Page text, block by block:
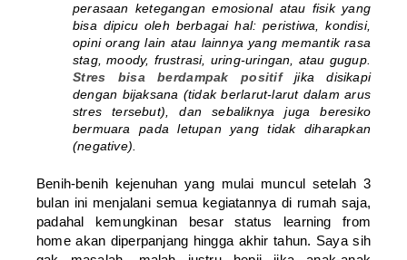
perasaan ketegangan emosional atau fisik yang
bisa dipicu oleh berbagai hal: peristiwa, kondisi,
opini orang lain atau lainnya yang memantik rasa
stag, moody, frustrasi, uring-uringan, atau gugup.
Stres bisa berdampak positifjika disikapi
dengan bijaksana (tidak berlarut-larut dalam arus
stres tersebut), dan sebaliknya juga beresiko
bermuara pada letupan yang tidak diharapkan
(negative).
Benih-benih kejenuhan yang mulai muncul setelah 3
bulan ini menjalani semua kegiatannya di rumah saja,
padahal kemungkinan besar status learning from
home akan diperpanjang hingga akhir tahun. Saya sih